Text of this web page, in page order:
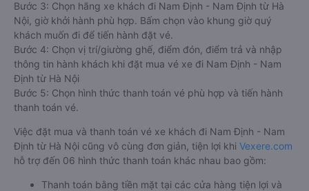
Bước 3: Chọn hãng xe khách đi Nam Định - Nam Định từ Hà
Nội, giờ khởi hành phù hợp. Bấm chọn vào khung giờ quý
khách muốn đi để tiến hành đặt vé.
Bước 4: Chọn vị trí/giường ghế, điểm đón, điểm trả và nhập
thông tin hành khách khi đặt mua vé xe đi Nam Định - Nam
Định từ Hà Nội
Bước 5: Chọn hình thức thanh toán vé phù hợp và tiến hành
thanh toán vé.
Việc đặt mua và thanh toán vé xe khách đi Nam Định - Nam
Định từ Hà Nội cũng vô cùng đơn giản, tiện lợi khi Vexere.com
hỗ trợ đến 06 hình thức thanh toán khác nhau bao gồm:
Thanh toán bằng tiền mặt tại các cửa hàng tiện lợi và